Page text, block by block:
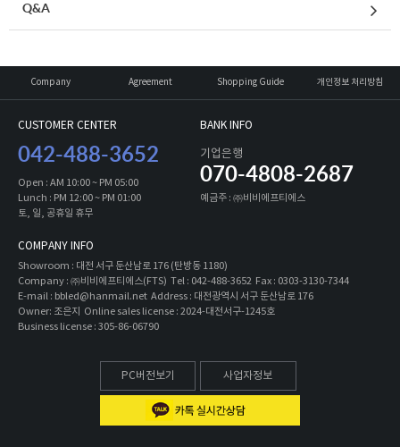
Q&A
Company Agreement Shopping Guide 개인정보 처리방침
CUSTOMER CENTER
042-488-3652
Open : AM 10:00 ~ PM 05:00
Lunch : PM 12:00 ~ PM 01:00
토, 일, 공휴일 휴무
BANK INFO
기업은행
070-4808-2687
예금주 : ㈜비비에프티에스
COMPANY INFO
Showroom : 대전 서구 둔산남로 176 (탄방동 1180)
Company : ㈜비비에프티에스(FTS) Tel : 042-488-3652 Fax : 0303-3130-7344
E-mail : bbled@hanmail.net Address : 대전광역시 서구 둔산남로 176
Owner: 조은지 Online sales license : 2024-대전서구-1245호
Business license : 305-86-06790
PC버전보기 사업자정보